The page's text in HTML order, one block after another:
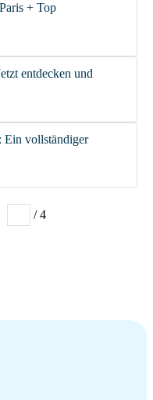
+ Top
entdecken und
Ein vollständiger
/ 4